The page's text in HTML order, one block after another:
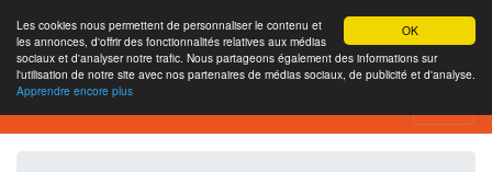
OK
Les cookies nous permettent de personnaliser le contenu et
les annonces, d'offrir des fonctionnalités relatives aux médias
sociaux et d'analyser notre trafic. Nous partageons également des informations sur
l'utilisation de notre site avec nos partenaires de médias sociaux, de publicité et d'analyse.
Apprendre encore plus
SEO Analytics